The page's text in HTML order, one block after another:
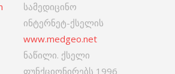
სამედიცინო
ინტერნეტ-ქსელის
www.medgeo.net
ნაწილი. ქსელი
ფუნქციონირებს 1996